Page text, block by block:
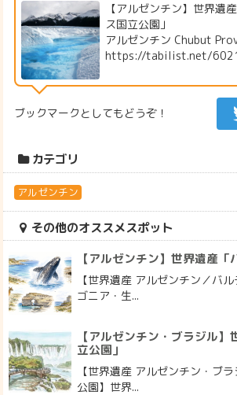
【アルゼンチン】世界遺
ス国立公園」
アルゼンチン Chubut
https://tabilist.net/
ブックマークとしてもどうぞ！
カテゴリ
アルゼンチン
その他のオススメスポット
【アルゼンチン】世界遺産「
【世界遺産 アルゼンチン／バ
ゴニア・生...
【アルゼンチン・ブラジル
立公園」
【世界遺産 アルゼンチン・ブ
公園】世界...